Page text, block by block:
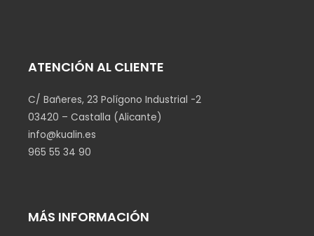
ATENCIÓN AL CLIENTE
C/ Bañeres, 23 Polígono Industrial -2
03420 – Castalla (Alicante)
info@kualin.es
965 55 34 90
MÁS INFORMACIÓN